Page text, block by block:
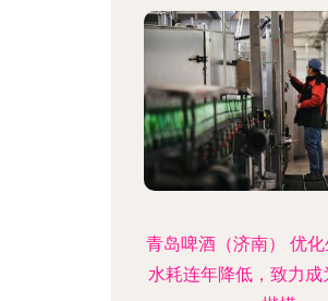
青岛啤酒（济南） 优化
水耗连年降低，致力成